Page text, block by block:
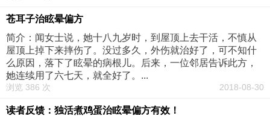
苍耳子治眩晕偏方
简介：闻女士说，她十八九岁时，到屋顶上去干活，不慎从
屋顶上掉下来摔伤了。没过多久，外伤就治好了，可不知什
么原因，落下了眩晕的病根儿。后来，一位邻居告诉此方，
她连续用了六七天，就全好了。...
浏览 386 次 2018-08-30
读者反馈：独活煮鸡蛋治眩晕偏方有效！